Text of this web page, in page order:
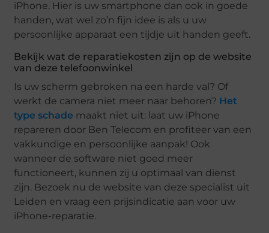
iPhone. Hier is uw smartphone dan ook in goede
handen, wat wel zo’n fijn idee is als u uw
persoonlijke apparaat een tijdje uit handen geeft.
Bekijk wat de reparatiekosten zijn op de website
van deze telefoonwinkel
Is uw scherm gebroken na een harde val? Of
werkt de camera niet meer naar behoren? Het
type schade maakt niet uit: laat uw iPhone
repareren door Ben Telecom en profiteer van een
vakkundige en persoonlijke aanpak! Ook
wanneer de software niet goed meer
functioneert, kunnen zij u optimaal van dienst
zijn. Bezoek nu de website van deze specialist uit
Leiden en vraag een prijsindicatie aan voor uw
iPhone-reparatie.